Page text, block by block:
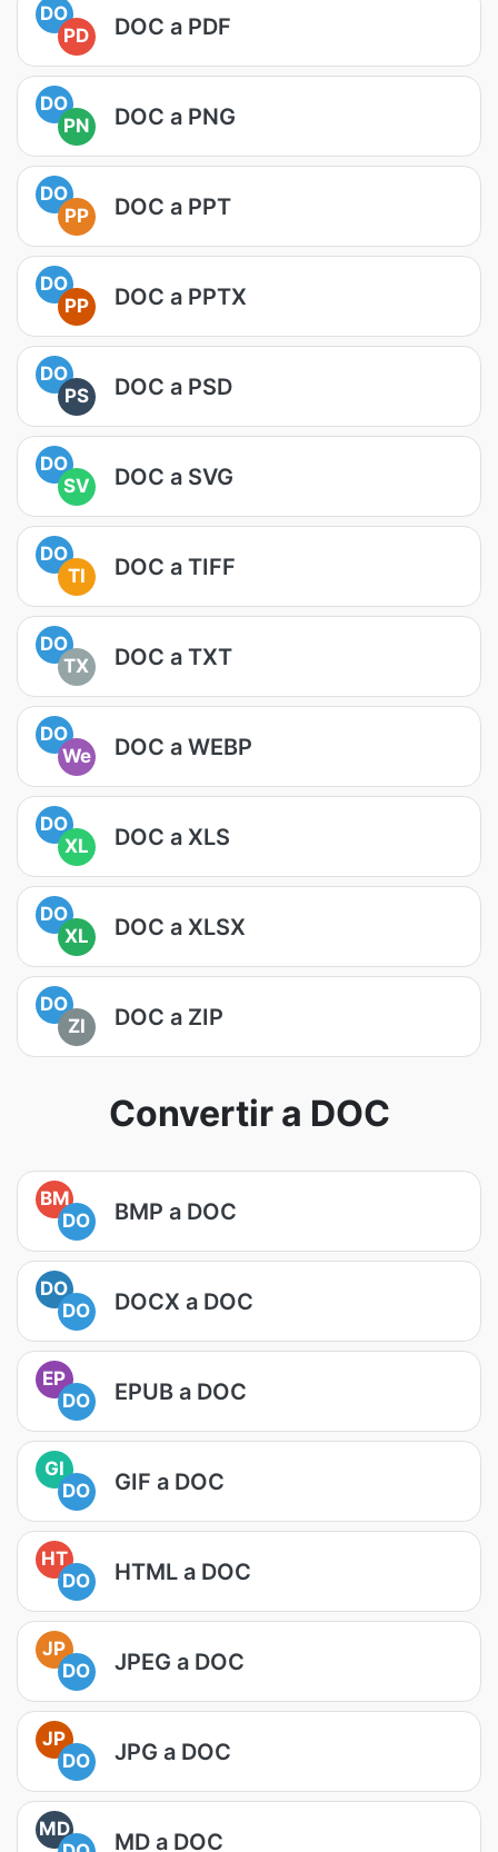
DO
PD
DOC a PDF
DO
PN
DOC a PNG
DO
PP
DOC a PPT
DO
PP
DOC a PPTX
DO
PS
DOC a PSD
DO
SV
DOC a SVG
DO
TI
DOC a TIFF
DO
TX
DOC a TXT
DO
We
DOC a WEBP
DO
XL
DOC a XLS
DO
XL
DOC a XLSX
DO
ZI
DOC a ZIP
Convertir a DOC
BM
DO
BMP a DOC
DO
DO
DOCX a DOC
EP
DO
EPUB a DOC
GI
DO
GIF a DOC
HT
DO
HTML a DOC
JP
DO
JPEG a DOC
JP
DO
JPG a DOC
MD
MD a DOC